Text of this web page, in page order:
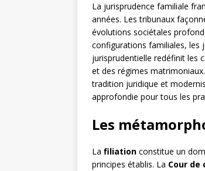
La jurisprudence familiale
années. Les tribunaux
évolutions sociétales
configurations familiales, les
jurisprudentielle redéfinit les
et des régimes
tradition juridique et
approfondie pour tous les
Les
La filiation constitue un
principes établis. La Cour de